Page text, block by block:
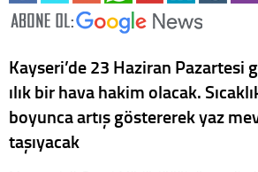
Kayseri’de 23 Haziran Pazartesi
ılık bir hava hakim olacak.
boyunca artış göstererek yaz
taşıyacak